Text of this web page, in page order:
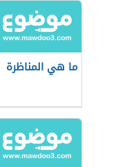
ما هي المناظرة